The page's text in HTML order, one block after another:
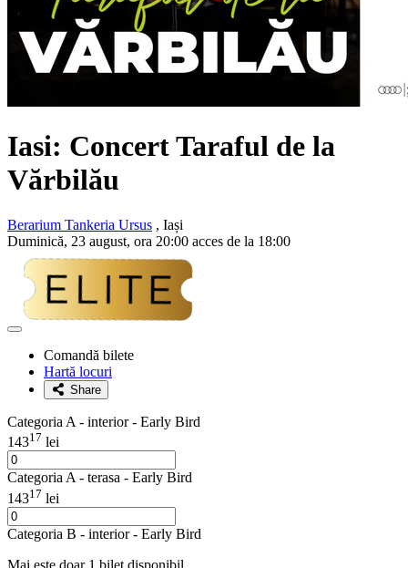
Iasi: ConcertTaraful de la
Vărbilău
Berarium Tankeria Ursus , Iași
Duminică, 23 august, ora 20:00 acces de la 18:00
Adaugă
favoriteComandă bilete
Hartă locuri
Share
Categoria A - interior - Early Bird
14317 lei
Categoria A - terasa - Early Bird
14317 lei
Categoria B - interior - Early Bird
Mai este doar 1 bilet disponibil